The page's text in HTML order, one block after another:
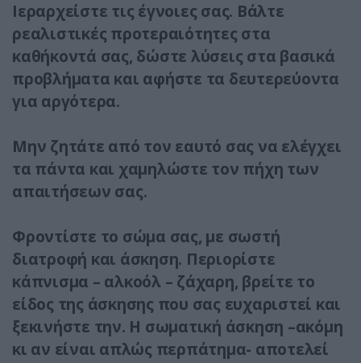
Ιεραρχείστε τις έγνοιες σας. Βάλτε
ρεαλιστικές προτεραιότητες στα
καθήκοντά σας, δώστε λύσεις στα βασικά
προβλήματα και αφήστε τα δευτερεύοντα
για αργότερα.
Μην ζητάτε από τον εαυτό σας να ελέγχει
τα πάντα και χαμηλώστε τον πήχη των
απαιτήσεων σας.
Φροντίστε το σώμα σας, με σωστή
διατροφή και άσκηση. Περιορίστε
κάπνισμα – αλκοόλ – ζάχαρη, βρείτε το
είδος της άσκησης που σας ευχαριστεί και
ξεκινήστε την. Η σωματική άσκηση –ακόμη
κι αν είναι απλώς περπάτημα- αποτελεί